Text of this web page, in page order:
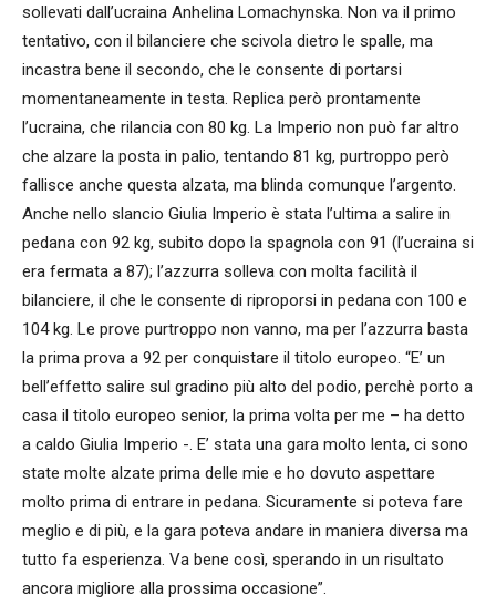
sollevati dall’ucraina Anhelina Lomachynska. Non va il primo
tentativo, con il bilanciere che scivola dietro le spalle, ma
incastra bene il secondo, che le consente di portarsi
momentaneamente in testa. Replica però prontamente
l’ucraina, che rilancia con 80 kg. La Imperio non può far altro
che alzare la posta in palio, tentando 81 kg, purtroppo però
fallisce anche questa alzata, ma blinda comunque l’argento.
Anche nello slancio Giulia Imperio è stata l’ultima a salire in
pedana con 92 kg, subito dopo la spagnola con 91 (l’ucraina si
era fermata a 87); l’azzurra solleva con molta facilità il
bilanciere, il che le consente di riproporsi in pedana con 100 e
104 kg. Le prove purtroppo non vanno, ma per l’azzurra basta
la prima prova a 92 per conquistare il titolo europeo. “E’ un
bell’effetto salire sul gradino più alto del podio, perchè porto a
casa il titolo europeo senior, la prima volta per me – ha detto
a caldo Giulia Imperio -. E’ stata una gara molto lenta, ci sono
state molte alzate prima delle mie e ho dovuto aspettare
molto prima di entrare in pedana. Sicuramente si poteva fare
meglio e di più, e la gara poteva andare in maniera diversa ma
tutto fa esperienza. Va bene così, sperando in un risultato
ancora migliore alla prossima occasione”.